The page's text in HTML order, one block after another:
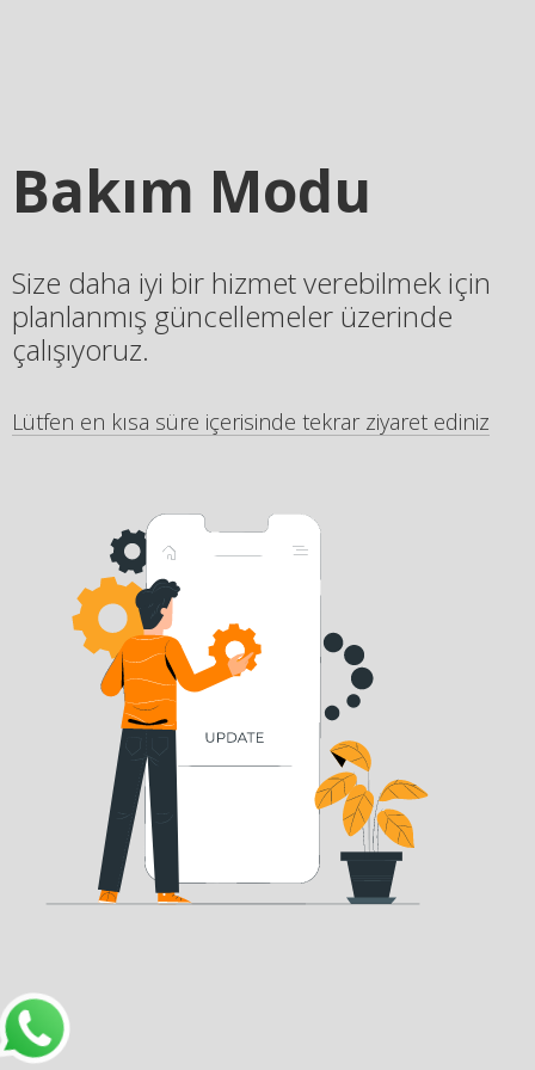
Bakım Modu
Size daha iyi bir hizmet verebilmek için
planlanmış güncellemeler üzerinde
çalışıyoruz.
Lütfen en kısa süre içerisinde tekrar ziyaret ediniz